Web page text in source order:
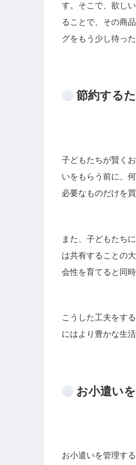
す。そこで、欲し
ることで、その商
グをもう少し待っ
節約する
子どもたちが賢く
いをもらう前に、
必要なものだけを
また、子どもたち
は共有することの
会性を育てると同
こうした工夫をす
にはより豊かな生
お小遣い
お小遣いを管理す